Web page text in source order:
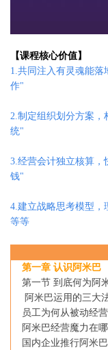
【课程核心价值】
1.共同注入有灵魂能落
作"
2.制定组织划分方案，
统"
3.经营会计独立核算，
钱"
4.建立战略思考模型，
等等
第一章 认识阿米巴
第一节 到底何为阿
阿米巴运用的三大
员工为何从被动经
阿米巴经营魔力在哪
国内企业推行阿米